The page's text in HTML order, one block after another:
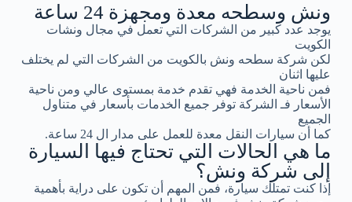
ونش وسطحه معدة ومجهزة 24 ساعة
يوجد عدد كبير من الشركات التي تعمل في مجال ونشات
الكويت
لكن شركة سطحه ونش بالكويت من الشركات التي لم يختلف
عليها اثنان
فمن ناحية الخدمة فهي تقدم خدمة بمستوى عالي ومن ناحية
الأسعار فـ الشركة توفر جميع الخدمات بأسعار في متناول
الجميع
كما أن سيارات النقل معدة للعمل على مدار ال 24 ساعة.
ما هي الحالات التي تحتاج فيها السيارة
إلى شركة ونش؟
إذا كنت تمتلك سيارة، فمن المهم أن تكون على دراية بأهمية